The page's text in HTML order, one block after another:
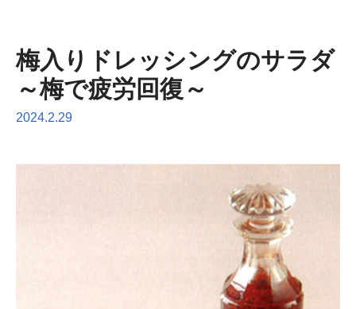
梅入りドレッシングのサラダ
～梅で疲労回復～
2024.2.29